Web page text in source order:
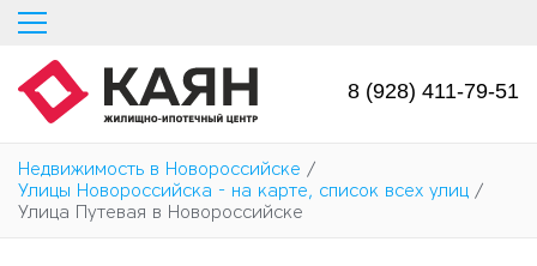
Перейти
основному
содержанию
8 (928) 411-79-51
Недвижимость в Новороссийске /
Улицы Новороссийска - на карте, список всех улиц /
Улица Путевая в Новороссийске